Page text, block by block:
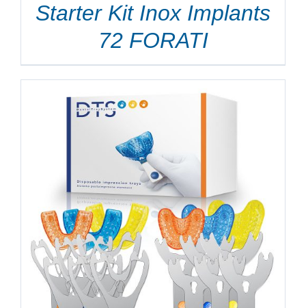
Starter Kit Inox Implants
72 FORATI